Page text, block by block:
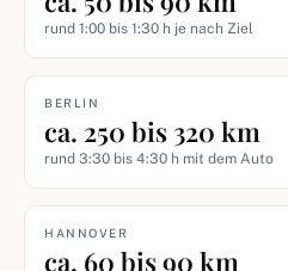
rund 1:00 bis 1:30 h je nach Ziel
BERLIN
ca. 250 bis 320 km
rund 3:30 bis 4:30 h mit dem Auto
HANNOVER
ca. 60 bis 90 km